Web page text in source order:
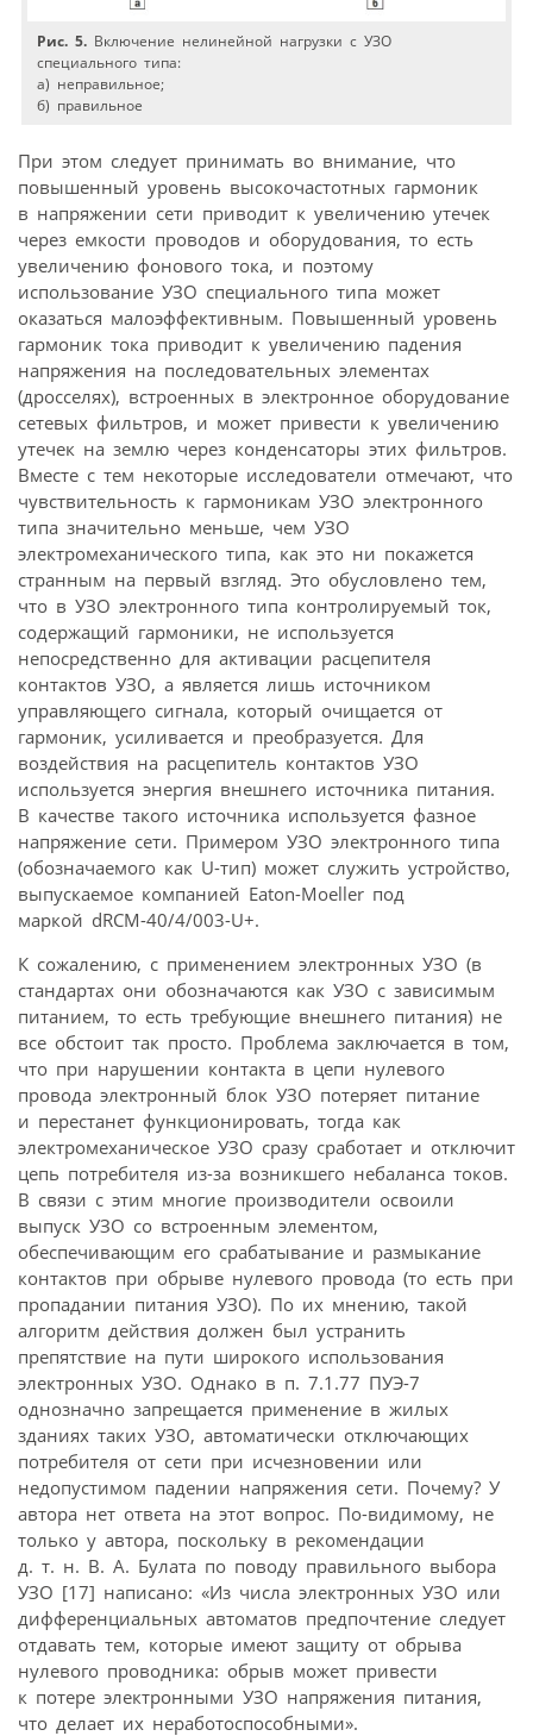
Рис. 5. Включение нелинейной нагрузки с УЗО
специального типа:
а) неправильное;
б) правильное
При этом следует принимать во внимание, что
повышенный уровень высокочастотных гармоник
в напряжении сети приводит к увеличению утечек
через емкости проводов и оборудования, то есть
увеличению фонового тока, и поэтому
использование УЗО специального типа может
оказаться малоэффективным. Повышенный уровень
гармоник тока приводит к увеличению падения
напряжения на последовательных элементах
(дросселях), встроенных в электронное оборудование
сетевых фильтров, и может привести к увеличению
утечек на землю через конденсаторы этих фильтров.
Вместе с тем некоторые исследователи отмечают, что
чувствительность к гармоникам УЗО электронного
типа значительно меньше, чем УЗО
электромеханического типа, как это ни покажется
странным на первый взгляд. Это обусловлено тем,
что в УЗО электронного типа контролируемый ток,
содержащий гармоники, не используется
непосредственно для активации расцепителя
контактов УЗО, а является лишь источником
управляющего сигнала, который очищается от
гармоник, усиливается и преобразуется. Для
воздействия на расцепитель контактов УЗО
используется энергия внешнего источника питания.
В качестве такого источника используется фазное
напряжение сети. Примером УЗО электронного типа
(обозначаемого как U-тип) может служить устройство,
выпускаемое компанией Eaton-Moeller под
маркой dRCM-40/4/003-U+.
К сожалению, с применением электронных УЗО (в
стандартах они обозначаются как УЗО с зависимым
питанием, то есть требующие внешнего питания) не
все обстоит так просто. Проблема заключается в том,
что при нарушении контакта в цепи нулевого
провода электронный блок УЗО потеряет питание
и перестанет функционировать, тогда как
электромеханическое УЗО сразу сработает и отключит
цепь потребителя из-за возникшего небаланса токов.
В связи с этим многие производители освоили
выпуск УЗО со встроенным элементом,
обеспечивающим его срабатывание и размыкание
контактов при обрыве нулевого провода (то есть при
пропадании питания УЗО). По их мнению, такой
алгоритм действия должен был устранить
препятствие на пути широкого использования
электронных УЗО. Однако в п. 7.1.77 ПУЭ-7
однозначно запрещается применение в жилых
зданиях таких УЗО, автоматически отключающих
потребителя от сети при исчезновении или
недопустимом падении напряжения сети. Почему? У
автора нет ответа на этот вопрос. По-видимому, не
только у автора, поскольку в рекомендации
д. т. н. В. А. Булата по поводу правильного выбора
УЗО [17] написано: «Из числа электронных УЗО или
дифференциальных автоматов предпочтение следует
отдавать тем, которые имеют защиту от обрыва
нулевого проводника: обрыв может привести
к потере электронными УЗО напряжения питания,
что делает их неработоспособными».